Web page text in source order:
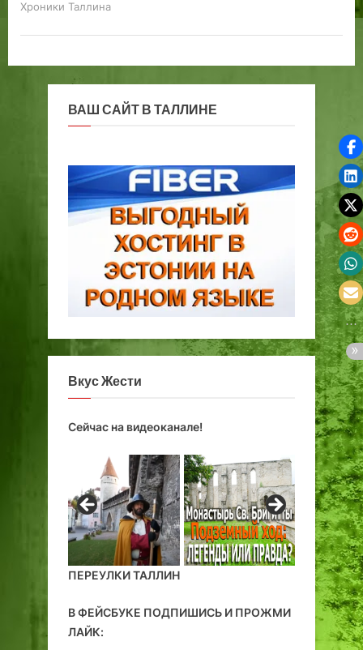
Хроники Таллина
ВАШ САЙТ В ТАЛЛИНЕ
Вкус Жести
Сейчас на видеоканале!
ПЕРЕУЛКИ ТАЛЛИН
В ФЕЙСБУКЕ ПОДПИШИСЬ И ПРОЖМИ
ЛАЙК: